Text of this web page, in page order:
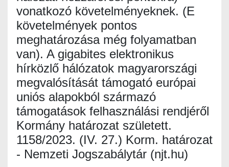
vonatkozó követelményeknek. (E
követelmények pontos
meghatározása még folyamatban
van). A gigabites elektronikus
hírközlő hálózatok magyarországi
megvalósítását támogató európai
uniós alapokból származó
támogatások felhasználási rendjéről
Kormány határozat született.
1158/2023. (IV. 27.) Korm. határozat
- Nemzeti Jogszabálytár (njt.hu)